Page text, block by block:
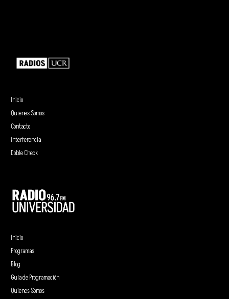
Inicio
Quienes Somos
Contacto
Interferencia
Doble Check
Inicio
Programas
Blog
Guía de Programación
Quienes Somos